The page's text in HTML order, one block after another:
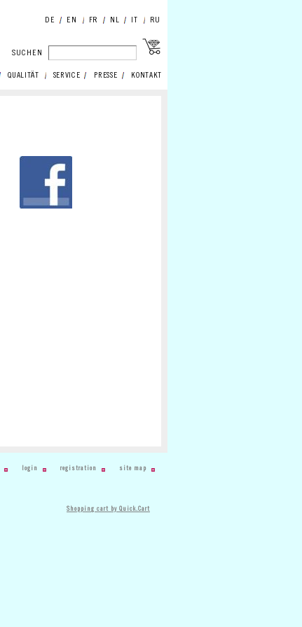
DE EN FR NL IT RU
SUCHEN
QUALITÄT SERVICE PRESSE KONTAKT
login registration site map
Shopping cart by Quick.Cart